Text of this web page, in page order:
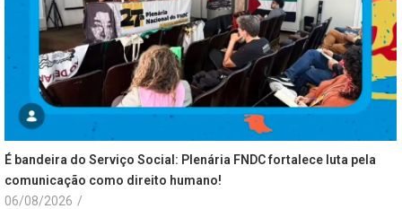
É bandeira do Serviço Social: Plenária FNDC fortalece luta pela
comunicação como direito humano!
06/08/2026 /